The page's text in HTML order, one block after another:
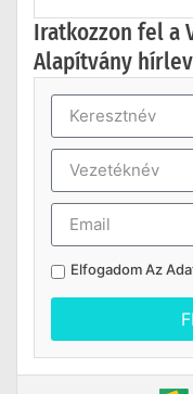
Iratkozzon fel a
Alapítvány
Elfogadom Az